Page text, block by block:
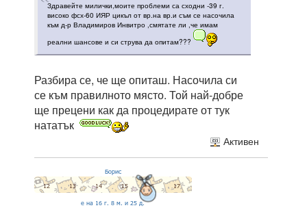
Здравейте милички,моите проблеми са сходни -39 г.
високо фсх-60 ИЯР цикъл от вр.на вр.и съм се насочила
към д-р Владимиров Инвитро ,смятате ли ,че имам
реални шансове и си струва да опитам???
Разбира се, че ще опиташ. Насочила си
се към правилното място. Той най-добре
ще прецени как да процедирате от тук
нататък
Активен